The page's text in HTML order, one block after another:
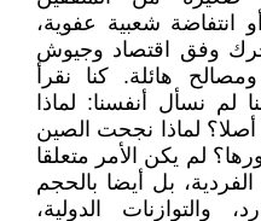
انتفاضة شعبية عفوية،
وفق اقتصاد وجيوش
هائلة. كنا نقرأ
لم نسأل أنفسنا: لماذا
لماذا نجحت الصين
لم يكن الأمر متعلقا
بل أيضا بالحجم
والتوازنات الدولية،